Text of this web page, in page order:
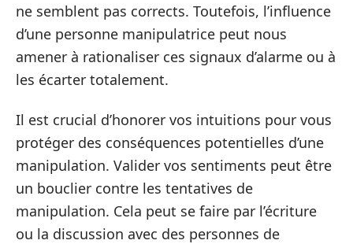
ne semblent pas corrects. Toutefois, l’influence
d’une personne manipulatrice peut nous
amener à rationaliser ces signaux d’alarme ou à
les écarter totalement.
Il est crucial d’honorer vos intuitions pour vous
protéger des conséquences potentielles d’une
manipulation. Valider vos sentiments peut être
un bouclier contre les tentatives de
manipulation. Cela peut se faire par l’écriture
ou la discussion avec des personnes de